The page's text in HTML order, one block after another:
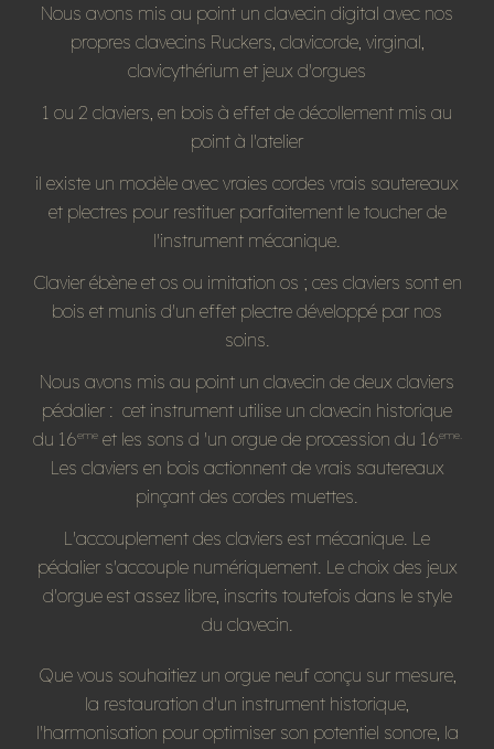
Nous avons mis au point un clavecin digital avec nos
propres clavecins Ruckers, clavicorde, virginal,
clavicythérium et jeux d'orgues
1 ou 2 claviers, en bois à effet de décollement mis au
point à l'atelier
il existe un modèle avec vraies cordes vrais sautereaux
et plectres pour restituer parfaitement le toucher de
l'instrument mécanique.
Clavier ébène et os ou imitation os ; ces claviers sont en
bois et munis d'un effet plectre développé par nos
soins.
Nous avons mis au point un clavecin de deux claviers
pédalier : cet instrument utilise un clavecin historique
du 16emeet les sons d 'un orgue de procession du 16eme.
Les claviers en bois actionnent de vrais sautereaux
pinçant des cordes muettes.
L'accouplement des claviers est mécanique. Le
pédalier s'accouple numériquement. Le choix des jeux
d'orgue est assez libre, inscrits toutefois dans le style
du clavecin.
Que vous souhaitiez un orgue neuf conçu sur mesure,
la restauration d'un instrument historique,
l'harmonisation pour optimiser son potentiel sonore, la